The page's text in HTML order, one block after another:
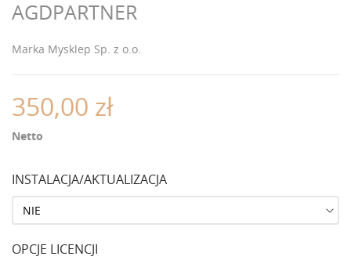
AGDPARTNER
Marka Mysklep Sp. z o.o.
350,00 zł
Netto
INSTALACJA/AKTUALIZACJA
OPCJE LICENCJI